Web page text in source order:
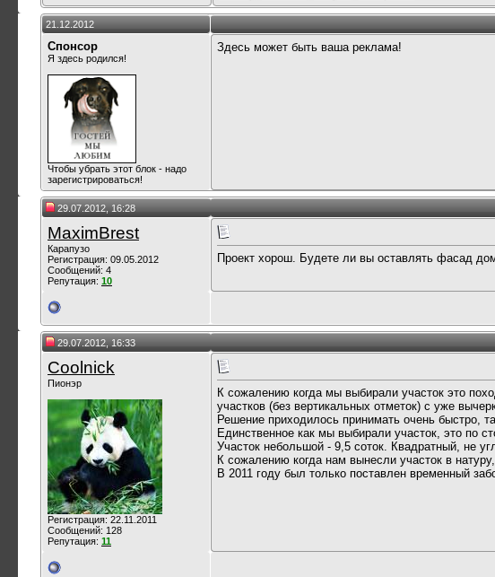
21.12.2012
Спонсор
Я здесь родился!
Чтобы убрать этот блок - надо
зарегистрироваться!
Здесь может быть ваша реклама!
29.07.2012, 16:28
MaximBrest
Карапузо
Регистрация: 09.05.2012
Сообщений: 4
Репутация: 10
Проект хорош. Будете ли вы оставлять фасад
29.07.2012, 16:33
Coolnick
Пионэр
Регистрация: 22.11.2011
Сообщений: 128
Репутация: 11
К сожалению когда мы выбирали участок это
участков (без вертикальных отметок) с уже
Решение приходилось принимать очень быстро,
Единственное как мы выбирали участок, это по
Участок небольшой - 9,5 соток. Квадратный, не
К сожалению когда нам вынесли участок в
В 2011 году был только поставлен временный